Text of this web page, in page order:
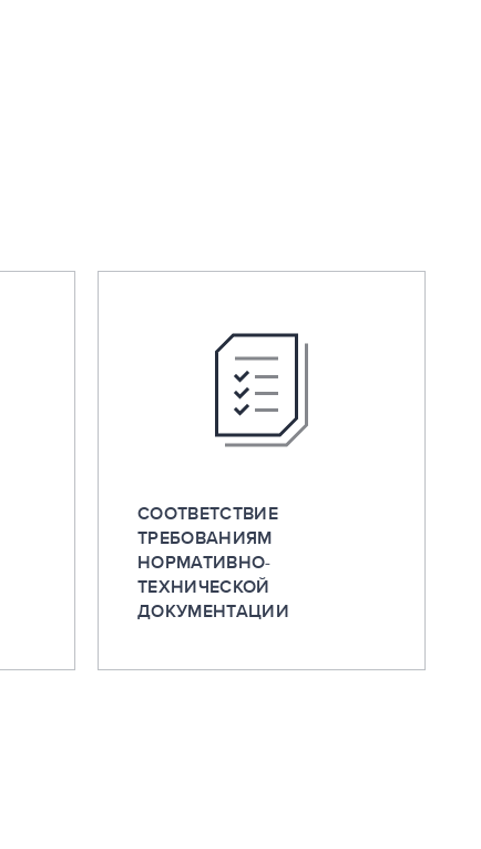
СООТВЕТСТВИЕ
ТРЕБОВАНИЯМ
НОРМАТИВНО-
ТЕХНИЧЕСКОЙ
ДОКУМЕНТАЦИИ